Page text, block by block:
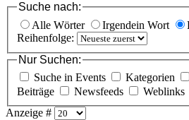
Suche nach:
Alle Wörter
Irgendein Wort
Reihenfolge:
Nur Suchen:
Suche in Events
Kategorien
Beiträge
Newsfeeds
Weblinks
Anzeige #